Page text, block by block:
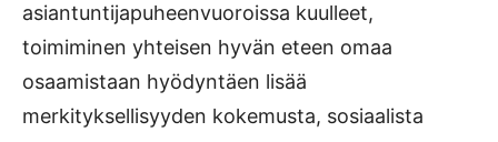
asiantuntijapuheenvuoroissa kuulleet,
toimiminen yhteisen hyvän eteen omaa
osaamistaan hyödyntäen lisää
merkityksellisyyden kokemusta, sosiaalista